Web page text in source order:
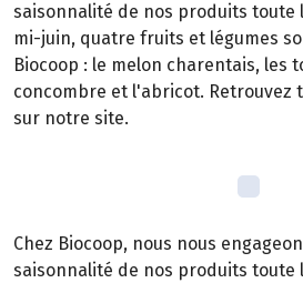
saisonnalité de nos produits toute
mi-juin, quatre fruits et légumes
Biocoop : le melon charentais, les
concombre et l'abricot. Retrouvez
sur notre site.
Chez Biocoop, nous nous
saisonnalité de nos produits toute